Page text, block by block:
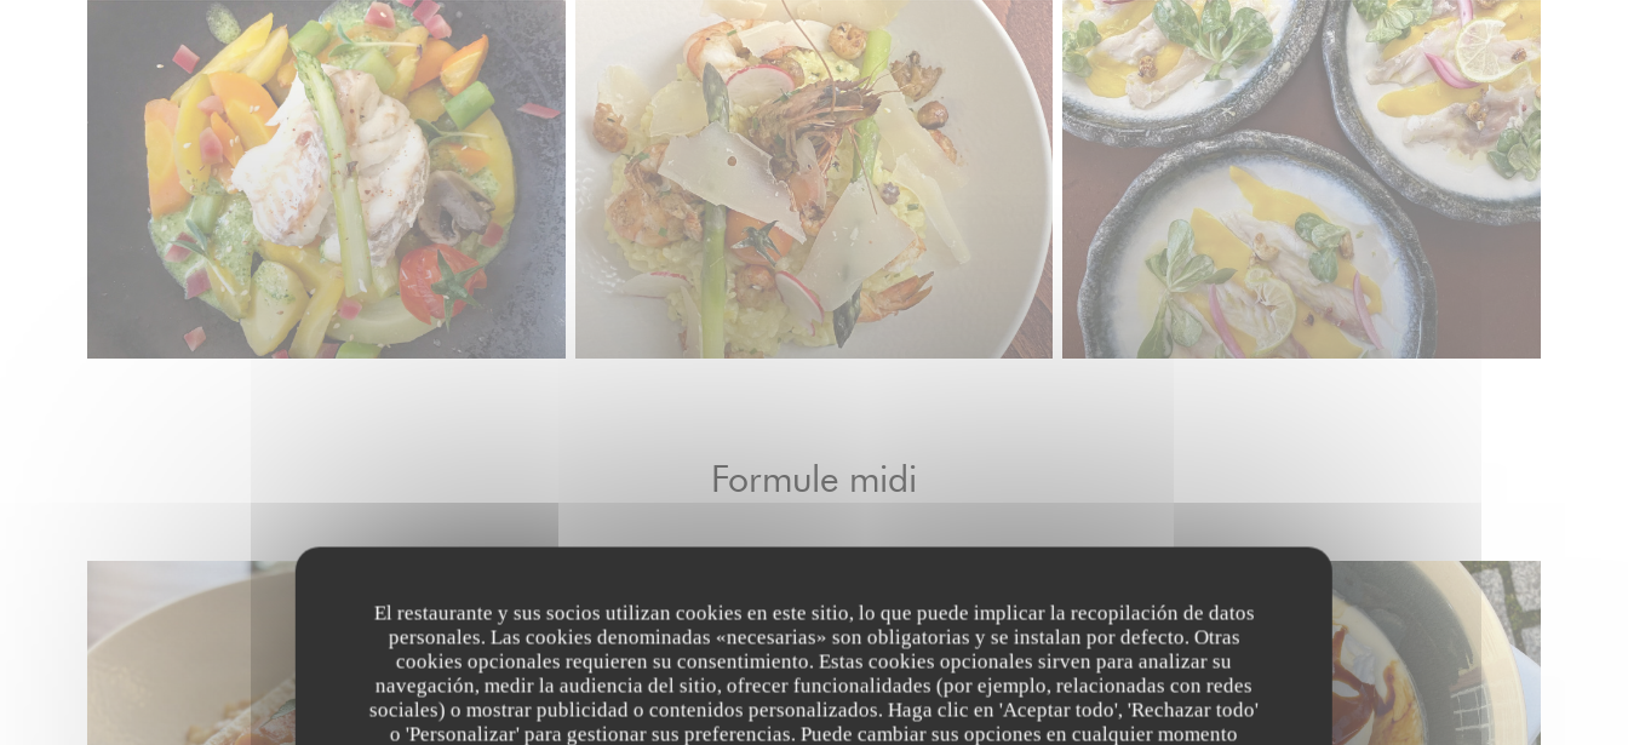
El restaurante y sus socios utilizan cookies en este sitio, lo que puede implicar la recopilación de datos
personales. Las cookies denominadas «necesarias» son obligatorias y se instalan por defecto. Otras
cookies opcionales requieren su consentimiento. Estas cookies opcionales sirven para analizar su
navegación, medir la audiencia del sitio, ofrecer funcionalidades (por ejemplo, relacionadas con redes
sociales) o mostrar publicidad o contenidos personalizados. Haga clic en 'Aceptar todo', 'Rechazar todo'
o 'Personalizar' para gestionar sus preferencias. Puede cambiar sus opciones en cualquier momento
Formule midi